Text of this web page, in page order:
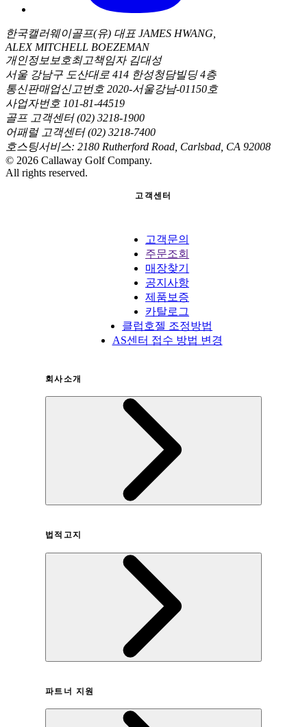
한국캘러웨이골프(유) 대표 JAMES HWANG,
ALEX MITCHELL BOEZEMAN
개인정보보호최고책임자 김대성
서울 강남구 도산대로 414 한성청담빌딩 4층
통신판매업신고번호 2020-서울강남-01150호
사업자번호 101-81-44519
골프 고객센터 (02) 3218-1900
어패럴 고객센터 (02) 3218-7400
호스팅서비스: 2180 Rutherford Road, Carlsbad, CA 92008
© 2026 Callaway Golf Company.
All rights reserved.
고객센터
고객문의
주문조회
매장찾기
공지사항
제품보증
카탈로그
클럽호젤 조정방법
AS센터 접수 방법 변경
회사소개
법적고지
개인정보취급방침
파트너 지원